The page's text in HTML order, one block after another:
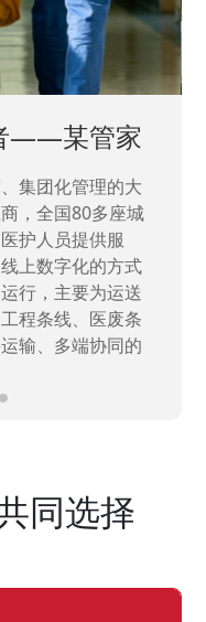
银光化学
之一。属于国家
设中，存在大
需要投入大量人
低代码平台，解
升整体的IT研发
同选择